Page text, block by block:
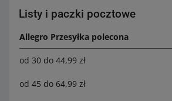
Listy i paczki pocztowe
Allegro Przesyłka polecona
od 30 do 44,99 zł
od 45 do 64,99 zł